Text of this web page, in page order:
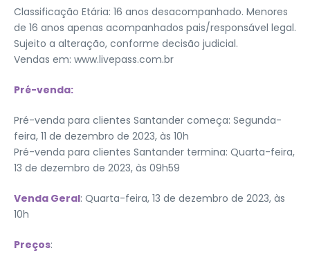
Classificação Etária: 16 anos desacompanhado. Menores
de 16 anos apenas acompanhados pais/responsável legal.
Sujeito a alteração, conforme decisão judicial.
Vendas em: www.livepass.com.br
Pré-venda:
Pré-venda para clientes Santander começa: Segunda-
feira, 11 de dezembro de 2023, às 10h
Pré-venda para clientes Santander termina: Quarta-feira,
13 de dezembro de 2023, às 09h59
Venda Geral: Quarta-feira, 13 de dezembro de 2023, às
10h
Preços: